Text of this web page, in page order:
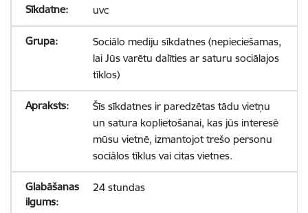
uvc
Sociālo mediju sīkdatnes (nepieciešamas,
lai Jūs varētu dalīties ar saturu sociālajos
tīklos)
Šīs sīkdatnes ir paredzētas tādu vietņu
un satura koplietošanai, kas jūs interesē
mūsu vietnē, izmantojot trešo personu
sociālos tīklus vai citas vietnes.
24 stundas